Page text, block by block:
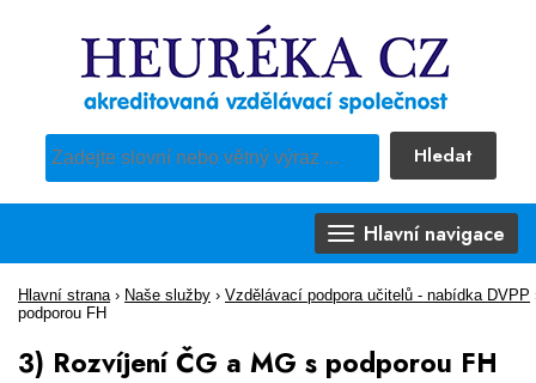
Hledat
Pro vyhledávání obsahu webu použijte předdefinovaný výběr
Hlavní navigace
Hlavní strana › Naše služby › Vzdělávací podpora učitelů - nabídka DVPP
podporou FH
3) Rozvíjení ČG a MG s podporou FH